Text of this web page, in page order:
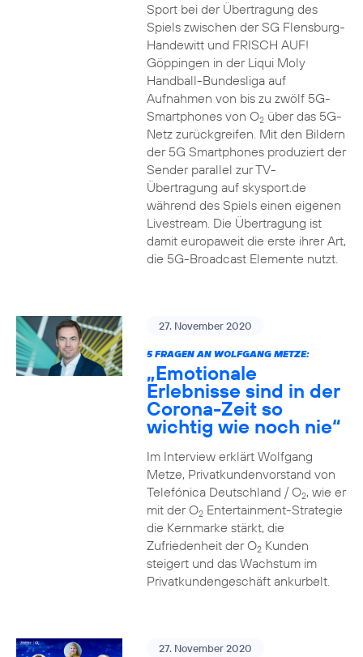
Sport bei der Übertragung des
Spiels zwischen der SG Flensburg-
Handewitt und FRISCH AUF!
Göppingen in der Liqui Moly
Handball-Bundesliga auf
Aufnahmen von bis zu zwölf 5G-
Smartphones von O2über das 5G-
Netz zurückgreifen. Mit den Bildern
der 5G Smartphones produziert der
Sender parallel zur TV-
Übertragung auf skysport.de
während des Spiels einen eigenen
Livestream. Die Übertragung ist
damit europaweit die erste ihrer Art,
die 5G-Broadcast Elemente nutzt.
27. November 2020
5 FRAGEN AN WOLFGANG METZE:
„Emotionale
Erlebnisse sind in der
Corona-Zeit so
wichtig wie noch nie“
Im Interview erklärt Wolfgang
Metze, Privatkundenvorstand von
Telefónica Deutschland / O2, wie er
mit der O2Entertainment-Strategie
die Kernmarke stärkt, die
Zufriedenheit der O2Kunden
steigert und das Wachstum im
Privatkundengeschäft ankurbelt.
27. November 2020